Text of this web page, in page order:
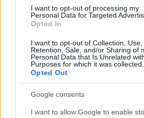
I want to opt-out of processing my
Personal Data for Targeted
Opted In
I want to opt-out of Collection, Use,
Retention, Sale, and/or Sharing of
Personal Data that Is Unrelated
Purposes for which it was collected.
Opted Out
Google consents
I want to allow Google to enable
évfordulójára
HÍRLEVÉL